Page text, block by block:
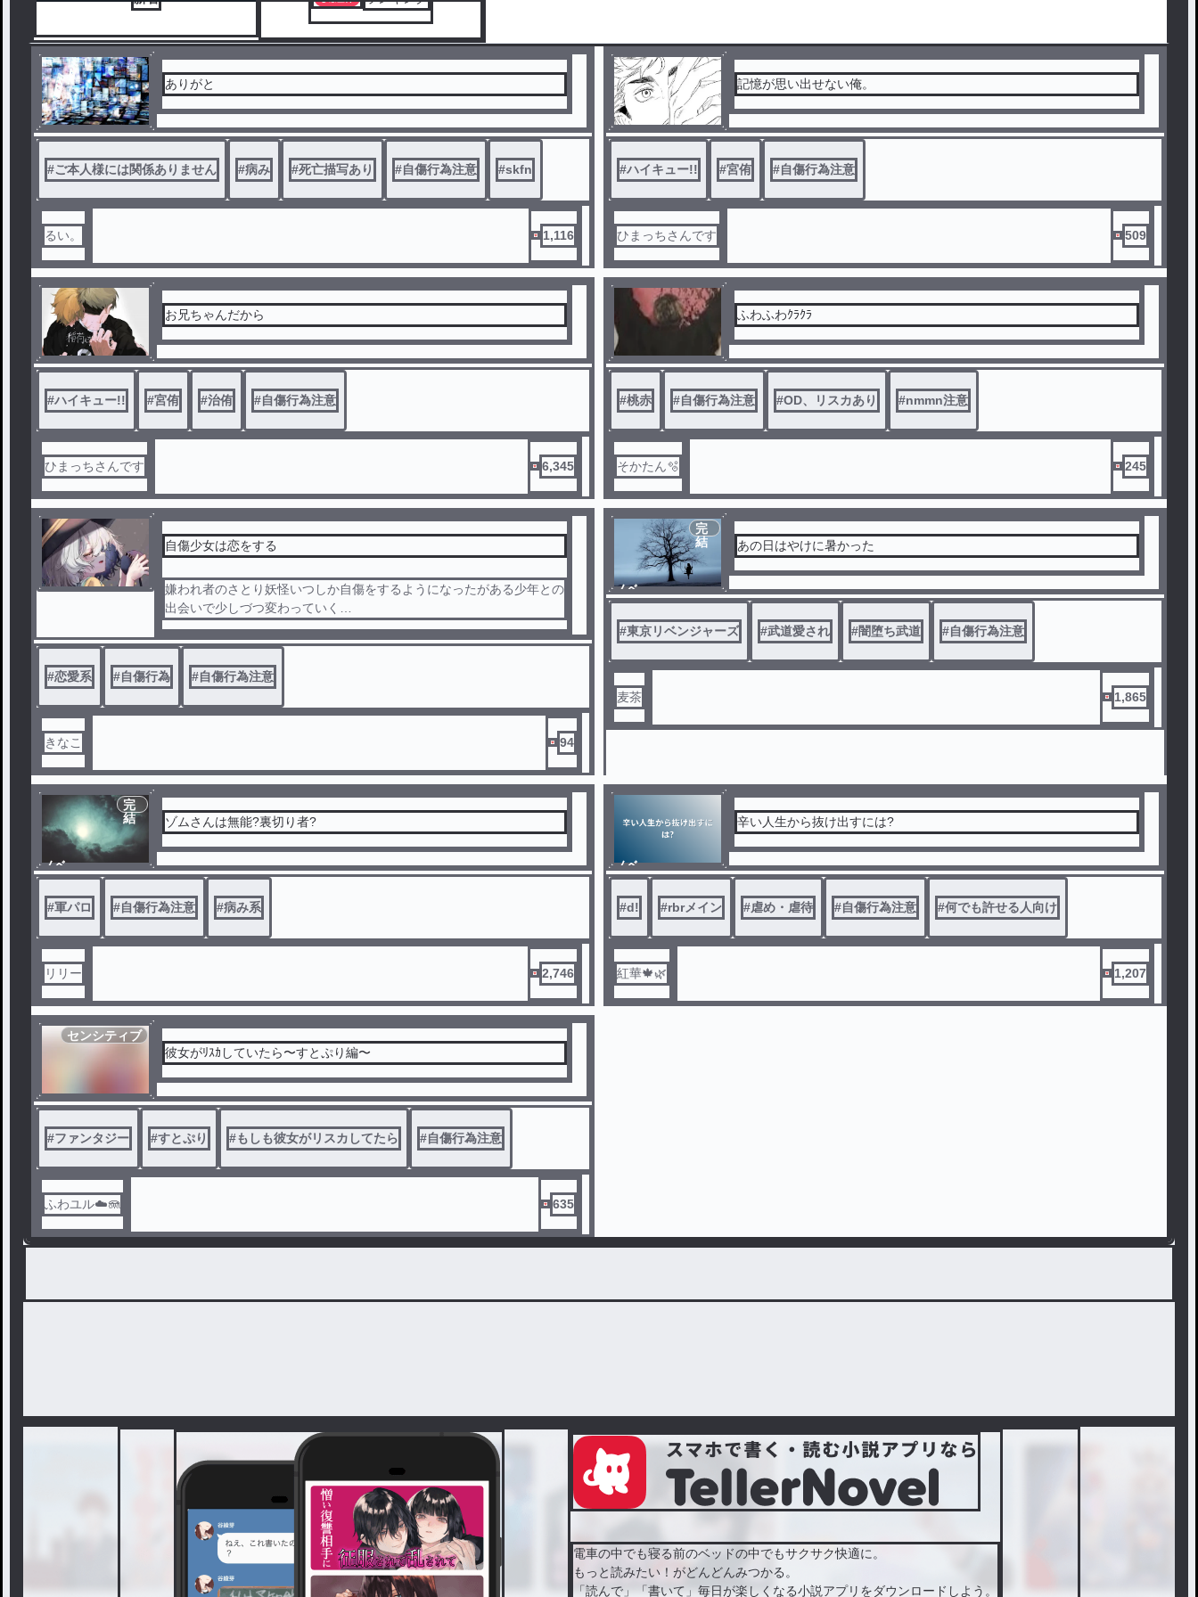
ありがと
#ご本人様には関係ありません #病み #死亡描写あり #自傷行為注意 #skfn
るい。 1,116
記憶が思い出せない俺。
#ハイキュー!! #宮侑 #自傷行為注意
ひまっちさんです 509
お兄ちゃんだから
#ハイキュー!! #宮侑 #治侑 #自傷行為注意
ひまっちさんです 6,345
ふわふわｸﾗｸﾗ
#桃赤 #自傷行為注意 #OD、リスカあり #nmmn注意
そかたん🫧 245
自傷少女は恋をする
嫌われ者のさとり妖怪いつしか自傷をするようになったがある少年との
出会いで少しづつ変わっていく
そんな嫌われ者妖怪と少年の恋の物語
#恋愛系 #自傷行為 #自傷行為注意
きなこ 94
ノベ
ル
完
結
あの日はやけに暑かった
#東京リベンジャーズ #武道愛され #闇堕ち武道 #自傷行為注意
麦茶 1,865
ノベ
ル
完
結
ゾムさんは無能?裏切り者?
#軍パロ #自傷行為注意 #病み系
リリー 2,746
ノベ
ル
辛い人生から抜け出すには?
#d! #rbrメイン #虐め・虐待 #自傷行為注意 #何でも許せる人向け
紅華🍁🌿 1,207
センシティブ
彼女がﾘｽｶしていたら〜すとぷり編〜
#ファンタジー #すとぷり #もしも彼女がリスカしてたら #自傷行為注意
ふわユル☁️🪼 635
電車の中でも寝る前のベッドの中でもサクサク快適に。
もっと読みたい！がどんどんみつかる。
「読んで」「書いて」毎日が楽しくなる小説アプリをダウンロードしよう。